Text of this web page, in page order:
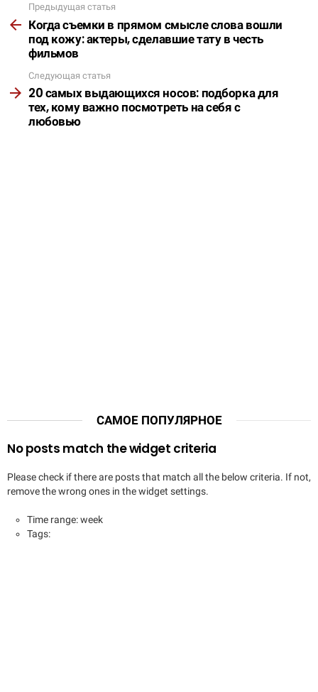
Подробнее
Предыдущая статья
Когда съемки в прямом смысле слова вошли
под кожу: актеры, сделавшие тату в честь
фильмов
Следующая статья
20 самых выдающихся носов: подборка для
тех, кому важно посмотреть на себя с
любовью
САМОЕ ПОПУЛЯРНОЕ
No posts match the widget criteria
Please check if there are posts that match all the below criteria. If not,
remove the wrong ones in the widget settings.
Time range: week
Tags: